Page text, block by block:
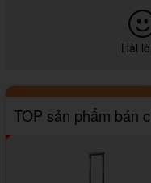
Hài
TOP sản phẩm bán